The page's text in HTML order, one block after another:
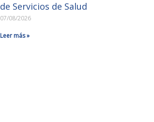
de Servicios de Salud
07/08/2026
Leer más »